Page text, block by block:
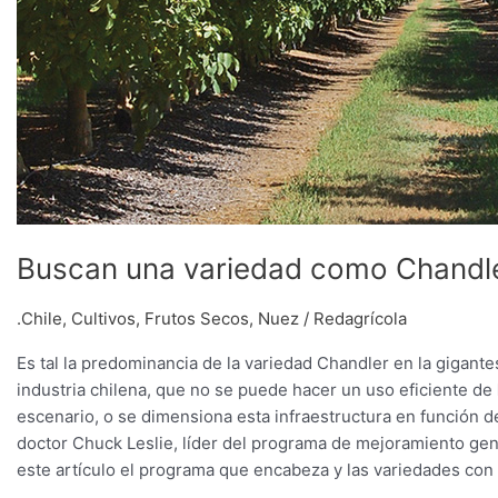
Buscan una variedad como
.Chile, Cultivos, Frutos Secos, Nuez / Redagrícola
Es tal la predominancia de la variedad Chandler en la
industria chilena, que no se puede hacer un uso eficiente
escenario, o se dimensiona esta infraestructura en función
doctor Chuck Leslie, líder del programa de mejoramiento
este artículo el programa que encabeza y las variedades